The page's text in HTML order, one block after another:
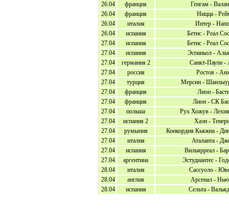
26.04
франция
Генгам -
26.04
франция
Ницца -
26.04
италия
Интер -
26.04
испания
Бетис - Реал
27.04
испания
Бетис - Реал
27.04
испания
Эспаньол -
27.04
германия 2
Санкт-Паули -
27.04
россия
Ростов -
27.04
турция
Мерсин -
27.04
франция
Лион -
27.04
франция
Лион - СК
27.04
польша
Рух Хожув - Лехия
27.04
испания 2
Хаэн -
27.04
румыния
Конкордия Кьяжна -
27.04
италия
Аталанта -
27.04
испания
Вильярреал -
27.04
аргентина
Эстудиантес -
28.04
италия
Сассуоло -
28.04
англия
Арсенал -
28.04
испания Сельта -